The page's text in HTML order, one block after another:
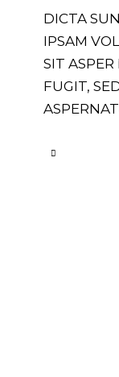
DICTA
IPSAM
SIT
FUGIT,